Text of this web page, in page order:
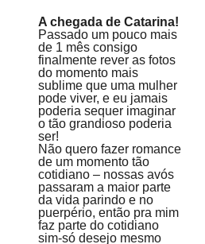
A chegada de Catarina!
Passado um pouco mais
de 1 mês consigo
finalmente rever as fotos
do momento mais
sublime que uma mulher
pode viver, e eu jamais
poderia sequer imaginar
o tão grandioso poderia
ser!
Não quero fazer romance
de um momento tão
cotidiano – nossas avós
passaram a maior parte
da vida parindo e no
puerpério, então pra mim
faz parte do cotidiano
sim-só desejo mesmo